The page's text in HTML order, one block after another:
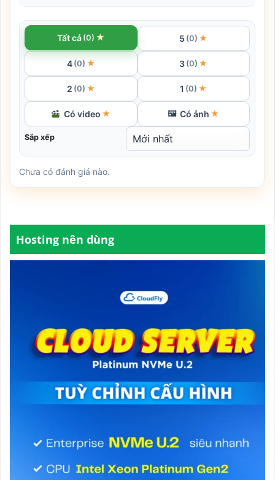
Tất cả (0) ★ 5 (0) ★
4 (0) ★ 3 (0) ★
2 (0) ★ 1 (0) ★
Có video ★ 🖼 Có ảnh ★
Sắp xếp
Chưa có đánh giá nào.
Hosting nên dùng